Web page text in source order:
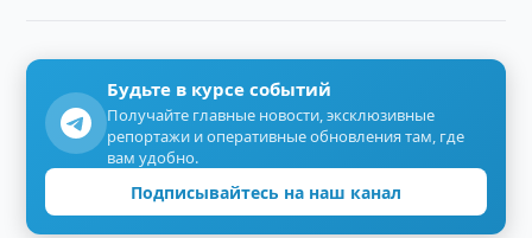
Будьте в курсе событий
Получайте главные новости, эксклюзивные
репортажи и оперативные обновления там, где
вам удобно.
Подписывайтесь на наш канал